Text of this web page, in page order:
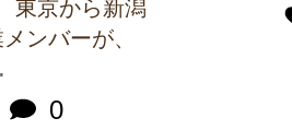
東京から新潟
ンバーが、
0